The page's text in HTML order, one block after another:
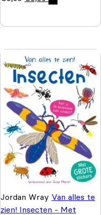
Jordan Wray Van alles te
zien! Insecten - Met